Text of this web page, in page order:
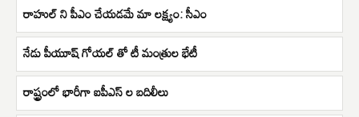
రాహుల్ ని పీఎం చేయడమే మా లక్ష్యం: సీఎం
నేడు పీయూష్ గోయల్ తో టీ మంత్రుల భేటీ
రాష్ట్రంలో భారీగా ఐపీఎస్ ల బదిలీలు